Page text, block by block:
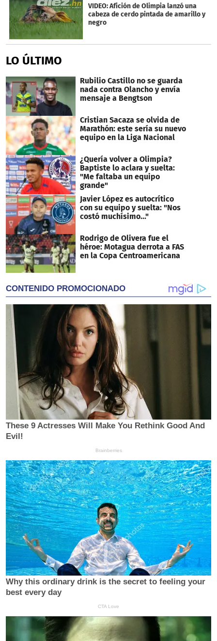
VIDEO: Afición de Olimpia lanzó una
cabeza de cerdo pintada de amarillo y
negro
LO ÚLTIMO
Rubilio Castillo no se guarda
nada contra Olancho y envía
mensaje a Bengtson
Cristian Sacaza se olvida de
Marathón: este sería su nuevo
equipo en la Liga Nacional
¿Quería volver a Olimpia?
Baptiste lo aclara y suelta:
"Me faltaba un equipo
grande"
Javier López es autocrítico
con su equipo y suelta: "Nos
costó muchísimo..."
Rodrigo de Olivera fue el
héroe: Motagua derrota a FAS
en la Copa Centroamericana